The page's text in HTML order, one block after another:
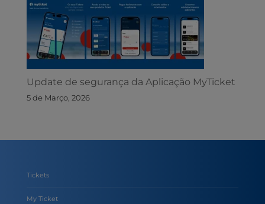
Update de segurança da Aplicação MyTicket
5 de Março, 2026
Tickets
My Ticket